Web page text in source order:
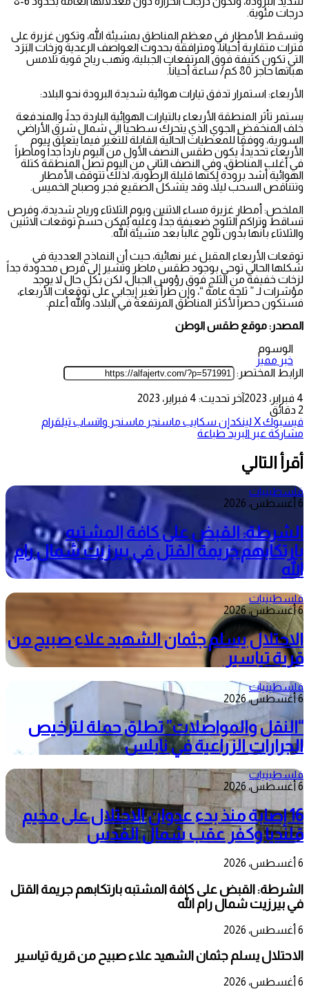
درجات مئوية.
وتسقط الأمطار في معظم المناطق بمشيئة الله، وتكون غزيرة على
فترات متقاربة أحياناً، ومترافقة بحدوث العواصف الرعدية وزخات البَرَد
التي تكون كثيفة فوق المرتفعات الجبلية، وتهب رياح قوية تلامس
هباتها حاجز 80 كم/ ساعة أحياناً.
الأربعاء: استمرار تدفق تيارات هوائية شديدة البرودة نحو البلاد:
يستمر تأثر المنطقة الأربعاء بالتيارات الهوائية الباردة جداً، والمندفعة
خلف المنخفض الجوي الذي يتحرك سطحياً الى شمال شرق الأراضي
السورية، ووفقاً للمعطيات الحالية القابلة للتغير فيما يتعلق بيوم
الأربعاء تحديداً، يكون طقس النصف الأول من اليوم بارداً جداً وماطراً
في أغلب المناطق، وفي النصف الثاني من اليوم تصل المنطقة كتلة
الهوائية أشد برودة لكنها قليلة الرطوبة، لذلك تتوقف الأمطار
وتتناقص السحب ليلاً، وقد يتشكل الصقيع فجر وصباح الخميس.
الملخص: أمطار غزيرة مساء الاثنين ويوم الثلاثاء ورياح شديدة، وفرص
تساقط وتراكم الثلوج ضعيفة جداً، وعليه يُمكن حسم توقعات الاثنين
والثلاثاء بأنها بدون ثلوج غالباً بعد مشيئة الله.
توقعات الأربعاء المقبل غير نهائية، حيث أن النماذج العددية في
شكلها الحالي توحي بوجود طقس ماطر وتشير إلى فرص محدودة جداً
لزخات خفيفة من الثلج فوق رؤوس الجبال، لكن بكل حال لا يوجد
مؤشرات لـ ” ثلجة عامة “، وإن طرأ تغير إيجابي على توقعات الأربعاء،
فستكون حصراً لأكثر المناطق المرتفعة في البلاد، والله أعلم.
المصدر: موقع طقس الوطن
الوسوم
خبر مميز
الرابط المختصر:
4 فبراير، 2023
آخر تحديث: 4 فبراير، 2023
2 دقائق
فيسبوك‫Xلينكدإن سكايب ماسنجر ماسنجر واتساب تيلقرام
مشاركة عبر البريد طباعة
أقرأ التالي
فلسطينيات
6 أغسطس، 2026
الشرطة: القبض على كافة المشتبه
بارتكابهم جريمة القتل في بيرزيت شمال رام
الله
فلسطينيات
6 أغسطس، 2026
الاحتلال يسلم جثمان الشهيد علاء صبيح من
قرية تياسير
فلسطينيات
6 أغسطس، 2026
“النقل والمواصلات” تطلق حملة لترخيص
الجرارات الزراعية في نابلس
فلسطينيات
6 أغسطس، 2026
16 إصابة منذ بدء عدوان الاحتلال على مخيم
قلنديا وكفر عقب شمال القدس
6 أغسطس، 2026
الشرطة: القبض على كافة المشتبه بارتكابهم جريمة القتل
في بيرزيت شمال رام الله
6 أغسطس، 2026
الاحتلال يسلم جثمان الشهيد علاء صبيح من قرية تياسير
6 أغسطس، 2026